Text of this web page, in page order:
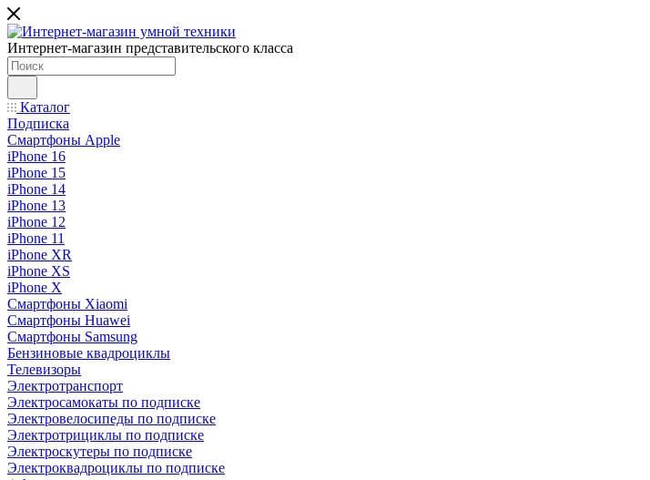
Интернет-магазин представительского класса
Каталог
Подписка
Смартфоны Apple
iPhone 16
iPhone 15
iPhone 14
iPhone 13
iPhone 12
iPhone 11
iPhone XR
iPhone XS
iPhone X
Смартфоны Xiaomi
Смартфоны Huawei
Смартфоны Samsung
Бензиновые квадроциклы
Телевизоры
Электротранспорт
Электросамокаты по подписке
Электровелосипеды по подписке
Электротрициклы по подписке
Электроскутеры по подписке
Электроквадроциклы по подписке